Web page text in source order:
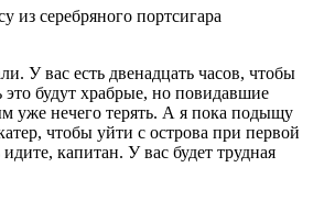
из серебряного портсигара
У вас есть двенадцать часов, чтобы
это будут храбрые, но повидавшие
уже нечего терять. А я пока подыщу
чтобы уйти с острова при первой
капитан. У вас будет трудная